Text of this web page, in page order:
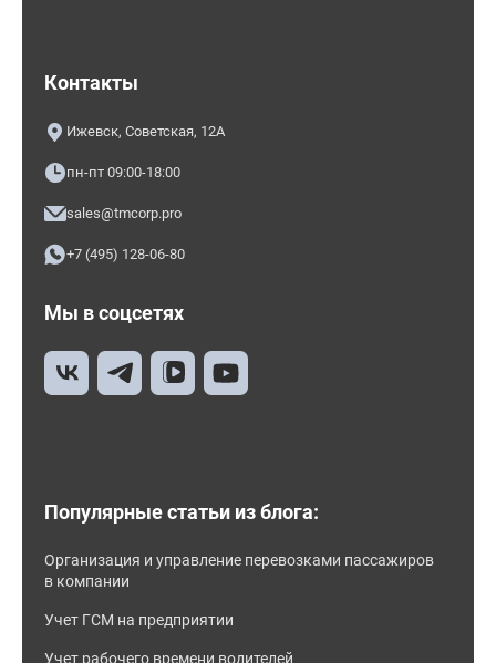
Контакты
Ижевск, Советская, 12А
пн-пт 09:00-18:00
sales@tmcorp.pro
+7 (495) 128-06-80
Мы в соцсетях
Популярные статьи из блога:
Организация и управление перевозками пассажиров
в компании
Учет ГСМ на предприятии
Учет рабочего времени водителей